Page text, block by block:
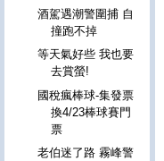
酒駕遇潮警圍捕 自
撞跑不掉
等天氣好些 我也要
去賞螢!
國稅瘋棒球-集發票
換4/23棒球賽門
票
老伯迷了路 霧峰警